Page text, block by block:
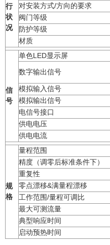
行
状
况
对安装方式/方向的要求
阀门等级
防护等级
材质
信
号
单色LED显示屏
数字输出信号
模拟输入信号
模拟输出信号
电信号接口
供电电压
供电电流
规
格
量程范围
精度（调零后标准条件下）
重复性
零点漂移&满量程漂移
工作范围/量程可调比
最大可测流量
典型响应时间
启动预热时间